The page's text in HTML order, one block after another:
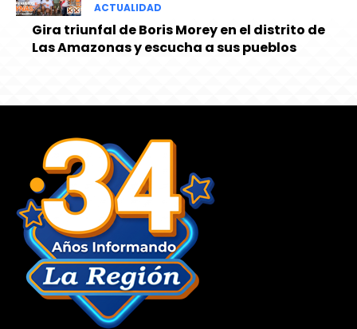
ACTUALIDAD
Gira triunfal de Boris Morey en el distrito de
Las Amazonas y escucha a sus pueblos